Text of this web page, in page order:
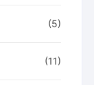
(5)
(11)